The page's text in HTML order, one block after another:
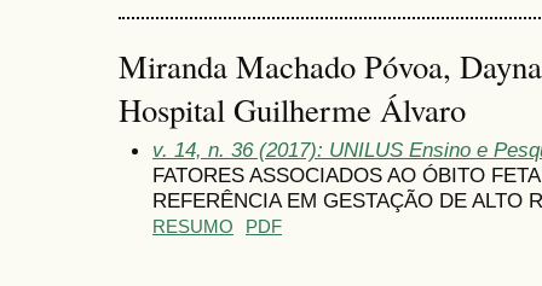
Miranda Machado Póvoa,
Hospital Guilherme Álvaro
v. 14, n. 36 (2017): UNILUS Ensino e
FATORES ASSOCIADOS AO ÓBITO
REFERÊNCIA EM GESTAÇÃO DE ALTO
RESUMO PDF